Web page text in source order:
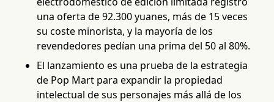
una oferta de 92.300 yuanes, más de 15 veces
su coste minorista, y la mayoría de los
revendedores pedían una prima del 50 al 80%.
El lanzamiento es una prueba de la estrategia
de Pop Mart para expandir la propiedad
intelectual de sus personajes más allá de los